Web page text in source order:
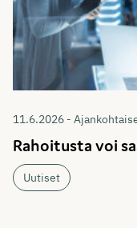
11.6.2026 -
Rahoitusta voi
Uutiset